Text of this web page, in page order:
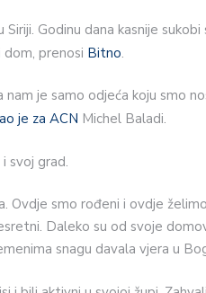
Godinu dana kasnije sukobi
prenosi Bitno.
je samo odjeća koju smo
je za ACN Michel Baladi.
svoj grad.
Ovdje smo rođeni i ovdje
Daleko su od svoje
snagu davala vjera u